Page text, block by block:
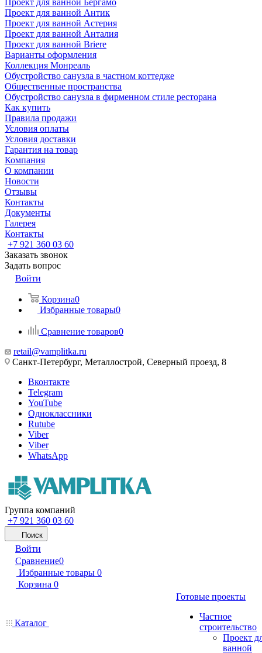
Проект для ванной Бергамо
Проект для ванной Антик
Проект для ванной Астерия
Проект для ванной Анталия
Проект для ванной Briere
Варианты оформления
Коллекция Монреаль
Обустройство санузла в частном коттедже
Общественные пространства
Обустройство санузла в фирменном стиле ресторана
Как купить
Правила продажи
Условия оплаты
Условия доставки
Гарантия на товар
Компания
О компании
Новости
Отзывы
Контакты
Документы
Галерея
Контакты
+7 921 360 03 60
Заказать звонок
Задать вопрос
Войти
Корзина0
Избранные товары0
Сравнение товаров0
retail@vamplitka.ru
Санкт-Петербург, Металлострой, Северный проезд, 8
Вконтакте
Telegram
YouTube
Одноклассники
Rutube
Viber
Viber
WhatsApp
Группа компаний
+7 921 360 03 60
Поиск
Войти
Сравнение0
Избранные товары 0
Корзина 0
Каталог
Готовые проекты
Частное
строительство
Проект
ванной